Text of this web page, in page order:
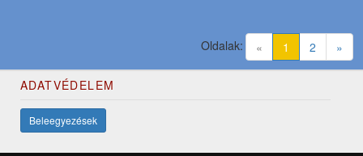
« 1 (current)
2 »
Oldalak:
ADATVÉDELEM
Beleegyezések